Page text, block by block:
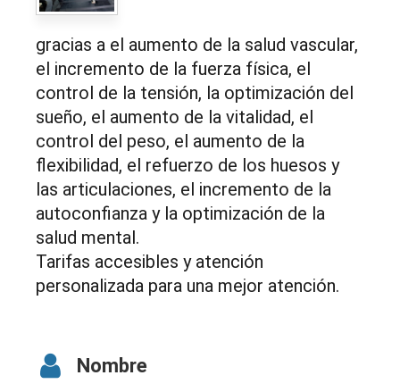
gracias a el aumento de la salud vascular,
el incremento de la fuerza física, el
control de la tensión, la optimización del
sueño, el aumento de la vitalidad, el
control del peso, el aumento de la
flexibilidad, el refuerzo de los huesos y
las articulaciones, el incremento de la
autoconfianza y la optimización de la
salud mental.
Tarifas accesibles y atención
personalizada para una mejor atención.
Nombre